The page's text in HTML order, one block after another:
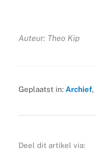
Auteur: Theo Kip
Geplaatst in: Archief,
Deel dit artikel via: